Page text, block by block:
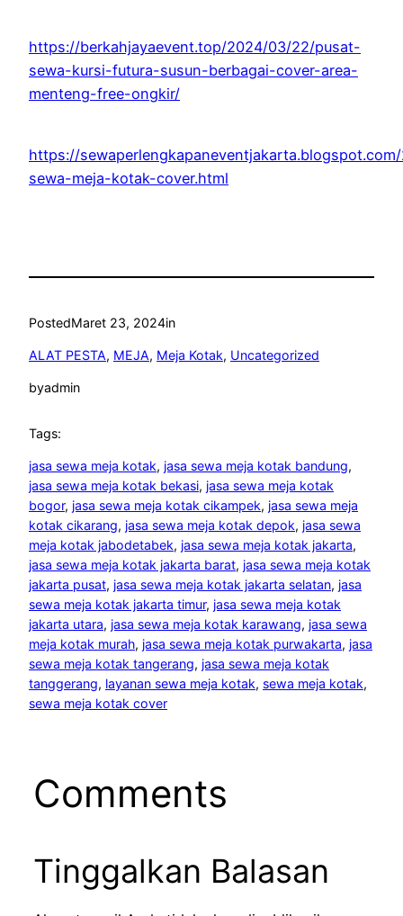
https://berkahjayaevent.top/2024/03/22/pusat-
sewa-kursi-futura-susun-berbagai-cover-area-
menteng-free-ongkir/
https://
sewa-meja-kotak-cover.html
PostedMaret 23, 2024in
ALAT PESTA, MEJA, Meja Kotak, Uncategorized
byadmin
Tags:
jasa sewa meja kotak, jasa sewa meja kotak bandung
jasa sewa meja kotak bekasi, jasa sewa meja kotak
bogor, jasa sewa meja kotak cikampek, jasa sewa meja
kotak cikarang, jasa sewa meja kotak depok, jasa sewa
meja kotak jabodetabek, jasa sewa meja kotak jakarta
jasa sewa meja kotak jakarta barat, jasa sewa meja kotak
jakarta pusat, jasa sewa meja kotak jakarta selatan, jasa
sewa meja kotak jakarta timur, jasa sewa meja kotak
jakarta utara, jasa sewa meja kotak karawang, jasa sewa
meja kotak murah, jasa sewa meja kotak purwakarta, jasa
sewa meja kotak tangerang, jasa sewa meja kotak
tanggerang, layanan sewa meja kotak, sewa meja kotak
sewa meja kotak cover
Comments
Tinggalkan Balasan